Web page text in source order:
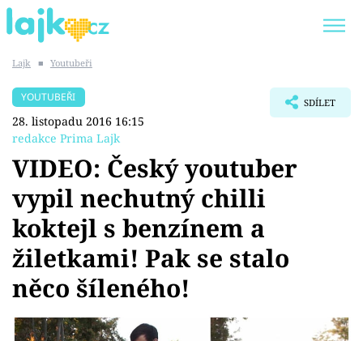
SHOPAHOLICADEL
Témata
Showbyznys
Youtubeři
Virály
Lajk ■ Youtubeři
YOUTUBEŘI
28. listopadu 2016 16:15
redakce Prima Lajk
SDÍLET
VIDEO: Český youtuber
vypil nechutný chilli
koktejl s benzínem a
žiletkami! Pak se stalo
něco šíleného!